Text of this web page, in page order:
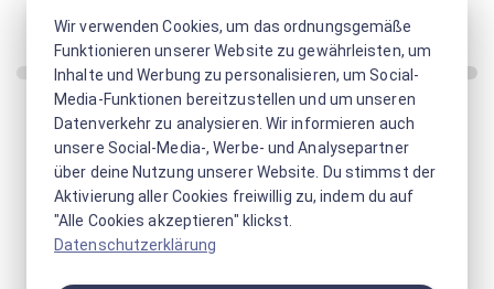
Wir verwenden Cookies, um das ordnungsgemäße
Funktionieren unserer Website zu gewährleisten, um
Inhalte und Werbung zu personalisieren, um Social-
Media-Funktionen bereitzustellen und um unseren
Datenverkehr zu analysieren. Wir informieren auch
unsere Social-Media-, Werbe- und Analysepartner
über deine Nutzung unserer Website. Du stimmst der
Aktivierung aller Cookies freiwillig zu, indem du auf
"Alle Cookies akzeptieren" klickst.
Datenschutzerklärung